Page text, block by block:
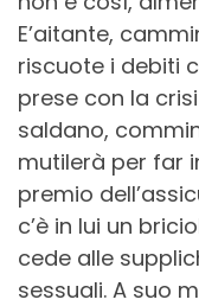
E’aitante,
riscuote i debiti
prese con la
saldano,
mutilerà per far
premio
c’è in lui un
cede alle
sessuali. A suo